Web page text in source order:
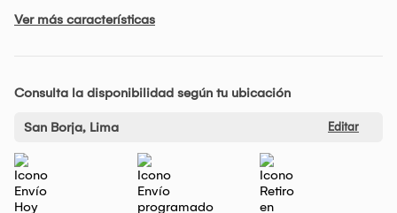
Ver más características
Consulta la disponibilidad según tu ubicación
San Borja, Lima Editar